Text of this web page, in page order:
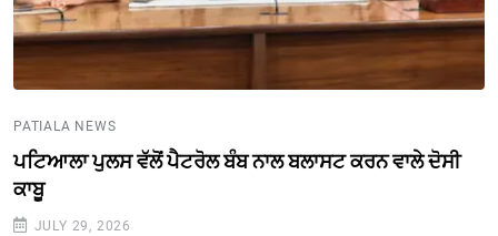
PATIALA NEWS
ਪਟਿਆਲਾ ਪੁਲਸ ਵੱਲੋਂ ਪੈਟਰੋਲ ਬੰਬ ਨਾਲ ਬਲਾਸਟ ਕਰਨ ਵਾਲੇ ਦੋਸੀ
ਕਾਬੂ
JULY 29, 2026